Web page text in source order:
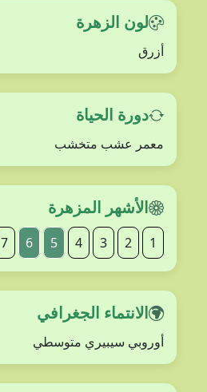
لون الزهرة
أزرق
دورة الحياة
معمر عشب متخشب
الأشهر المزهرة
1
2
3
4
5
6
7
الانتماء الجغرافي
أوروبي سيبيري متوسطي